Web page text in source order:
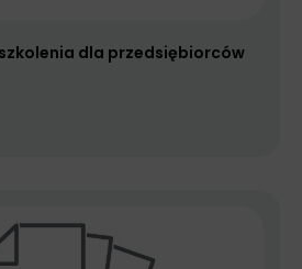
dla przedsiębiorców